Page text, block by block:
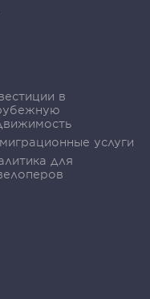
в
услуги
для